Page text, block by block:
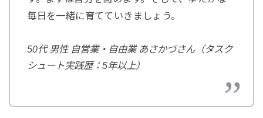
毎日を一緒に育てていきましょう。
50代 男性 自営業・自由業 あさかづさん（タスク
シュート実践歴：5年以上）